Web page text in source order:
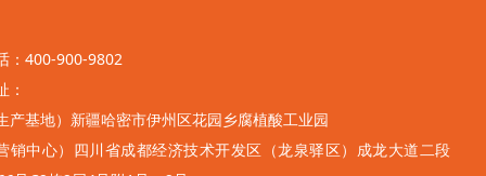
：400-900-9802
：
产基地）新疆哈密市伊州区花园乡腐植酸工业园
销中心） 四川省成都经济技术开发区（龙泉驿区） 成龙大道二段